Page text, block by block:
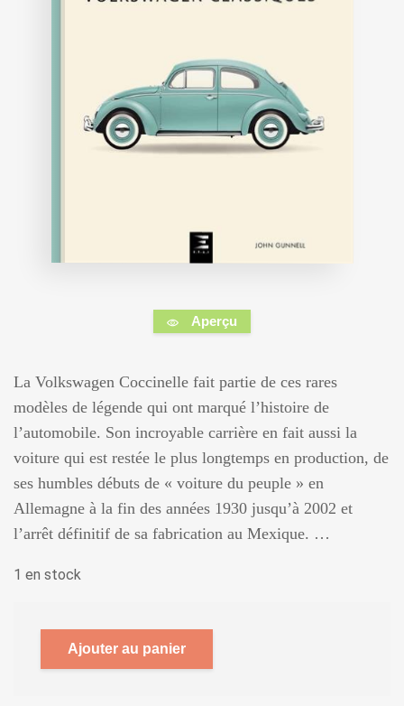
Aperçu
La Volkswagen Coccinelle fait partie de ces rares
modèles de légende qui ont marqué l’histoire de
l’automobile. Son incroyable carrière en fait aussi la
voiture qui est restée le plus longtemps en production, de
ses humbles débuts de « voiture du peuple » en
Allemagne à la fin des années 1930 jusqu’à 2002 et
l’arrêt définitif de sa fabrication au Mexique. …
1 en stock
Ajouter au panier